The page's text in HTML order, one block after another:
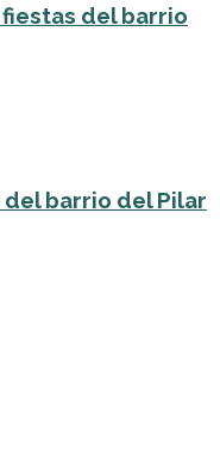
del barrio
barrio del Pilar